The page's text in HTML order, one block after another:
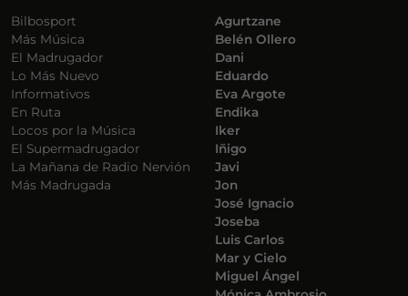
Bilbosport
Más Música
El Madrugador
Lo Más Nuevo
Informativos
En Ruta
Locos por la Música
El Supermadrugador
La Mañana de Radio Nervión
Más Madrugada
Agurtzane
Belén Ollero
Dani
Eduardo
Eva Argote
Endika
Iker
Iñigo
Javi
Jon
José Ignacio
Joseba
Luis Carlos
Mar y Cielo
Miguel Ángel